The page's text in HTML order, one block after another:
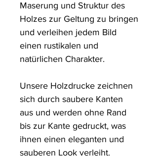
Maserung und Struktur des
Holzes zur Geltung zu bringen
und verleihen jedem Bild
einen rustikalen und
natürlichen Charakter.
Unsere Holzdrucke zeichnen
sich durch saubere Kanten
aus und werden ohne Rand
bis zur Kante gedruckt, was
ihnen einen eleganten und
sauberen Look verleiht.